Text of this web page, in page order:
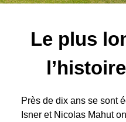
Le plus
Près de dix ans se sont
Isner et Nicolas Mahut